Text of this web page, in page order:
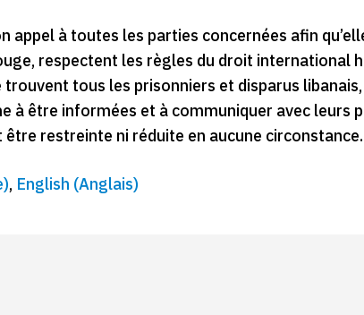
appel à toutes les parties concernées afin
respectent les règles du droit international
tous les prisonniers et disparus
à être informées et à communiquer avec leurs
restreinte ni réduite en aucune circonstance.
) English (Anglais)